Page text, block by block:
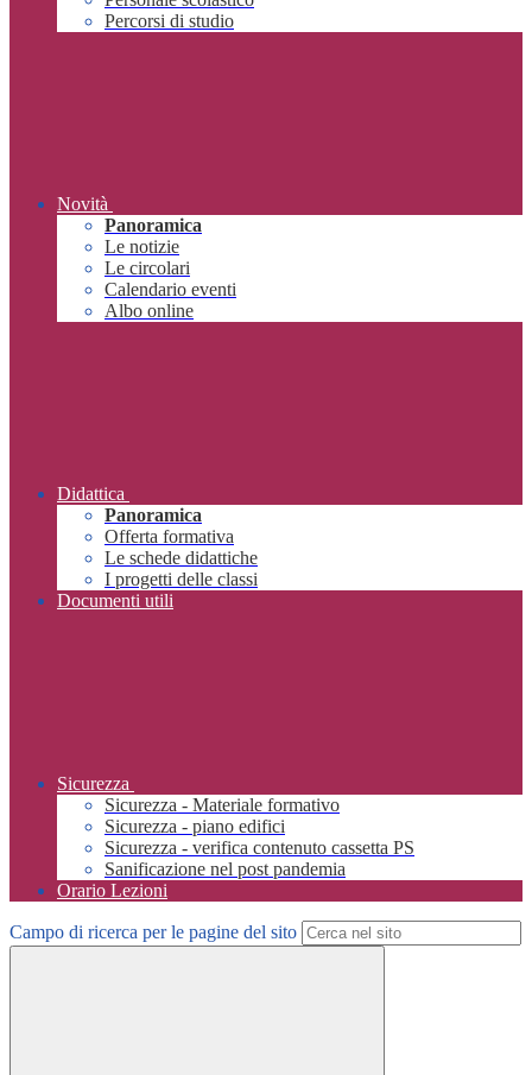
Percorsi di studio
Novità
Panoramica
Le notizie
Le circolari
Calendario eventi
Albo online
Didattica
Panoramica
Offerta formativa
Le schede didattiche
I progetti delle classi
Documenti utili
Sicurezza
Sicurezza - Materiale formativo
Sicurezza - piano edifici
Sicurezza - verifica contenuto cassetta PS
Sanificazione nel post pandemia
Orario Lezioni
Campo di ricerca per le pagine del sito